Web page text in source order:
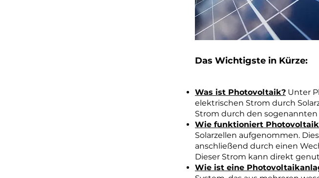
Das Wichtigste in Kürze:
Was ist Photovoltaik? Unter
elektrischen Strom durch
Strom durch den
Wie funktioniert
Solarzellen aufgenommen.
anschließend durch einen
Dieser Strom kann direkt
Wie ist eine